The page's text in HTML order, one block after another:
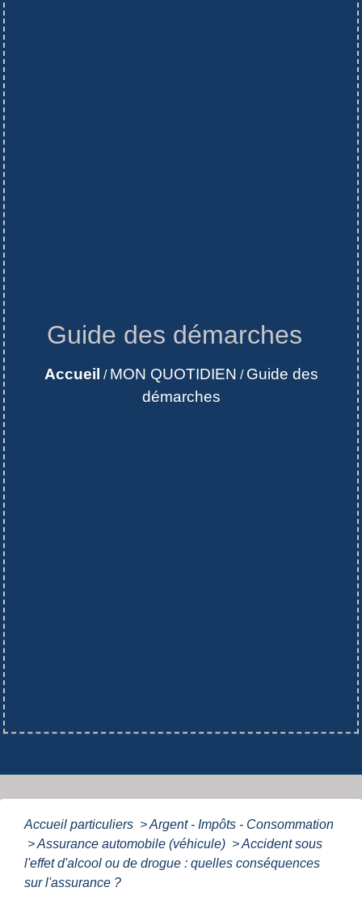
Guide des démarches
Accueil / MON QUOTIDIEN / Guide des
démarches
Accueil particuliers >Argent - Impôts - Consommation
>Assurance automobile (véhicule) >Accident sous
l'effet d'alcool ou de drogue : quelles conséquences
sur l'assurance ?